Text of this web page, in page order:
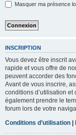
Masquer ma présence
INSCRIPTION
Vous devez être inscrit
rapide et vous offre de
peuvent accorder des
Avant de vous inscrire,
conditions d’utilisation
également prendre le
forum lors de votre
Conditions d’utilisation |